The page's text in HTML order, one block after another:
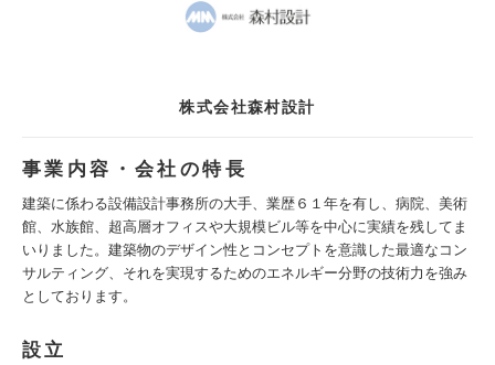
株式会社森村設計
事業内容・会社の特長
建築に係わる設備設計事務所の大手、業歴６１年を有し、病院、美術
館、水族館、超高層オフィスや大規模ビル等を中心に実績を残してま
いりました。建築物のデザイン性とコンセプトを意識した最適なコン
サルティング、それを実現するためのエネルギー分野の技術力を強み
としております。
設立